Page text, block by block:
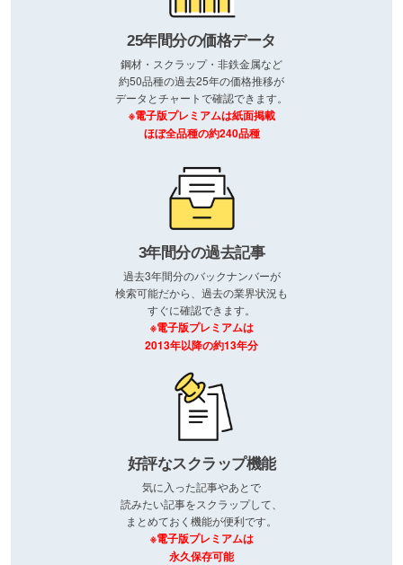
25年間分の価格データ
鋼材・スクラップ・非鉄金属など
約50品種の過去25年の価格推移が
データとチャートで確認できます。
※電子版プレミアムは紙面掲載
ほぼ全品種の約240品種
3年間分の過去記事
過去3年間分のバックナンバーが
検索可能だから、過去の業界状況も
すぐに確認できます。
※電子版プレミアムは
2013年以降の約13年分
好評なスクラップ機能
気に入った記事やあとで
読みたい記事をスクラップして、
まとめておく機能が便利です。
※電子版プレミアムは
永久保存可能